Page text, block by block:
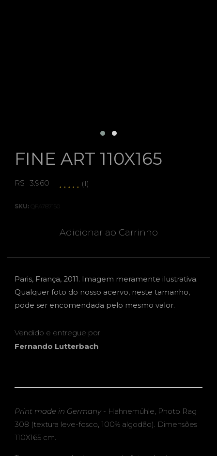
FINE ART 110X165
R$ 3.960 (1)
SKU: QFA787150
Adicionar ao Carrinho
Paris, França, 2011. Imagem meramente ilustrativa.
Qualquer foto do nosso acervo, neste tamanho,
pode ser encomendada pelo mesmo valor.
Vendido e entregue por:
Fernando Lutterbach
Print made in Germany - Hahnemühle, Photo Rag
308 (textura leve-fosco, 100% algodão). Dimensões
110X165 cm.